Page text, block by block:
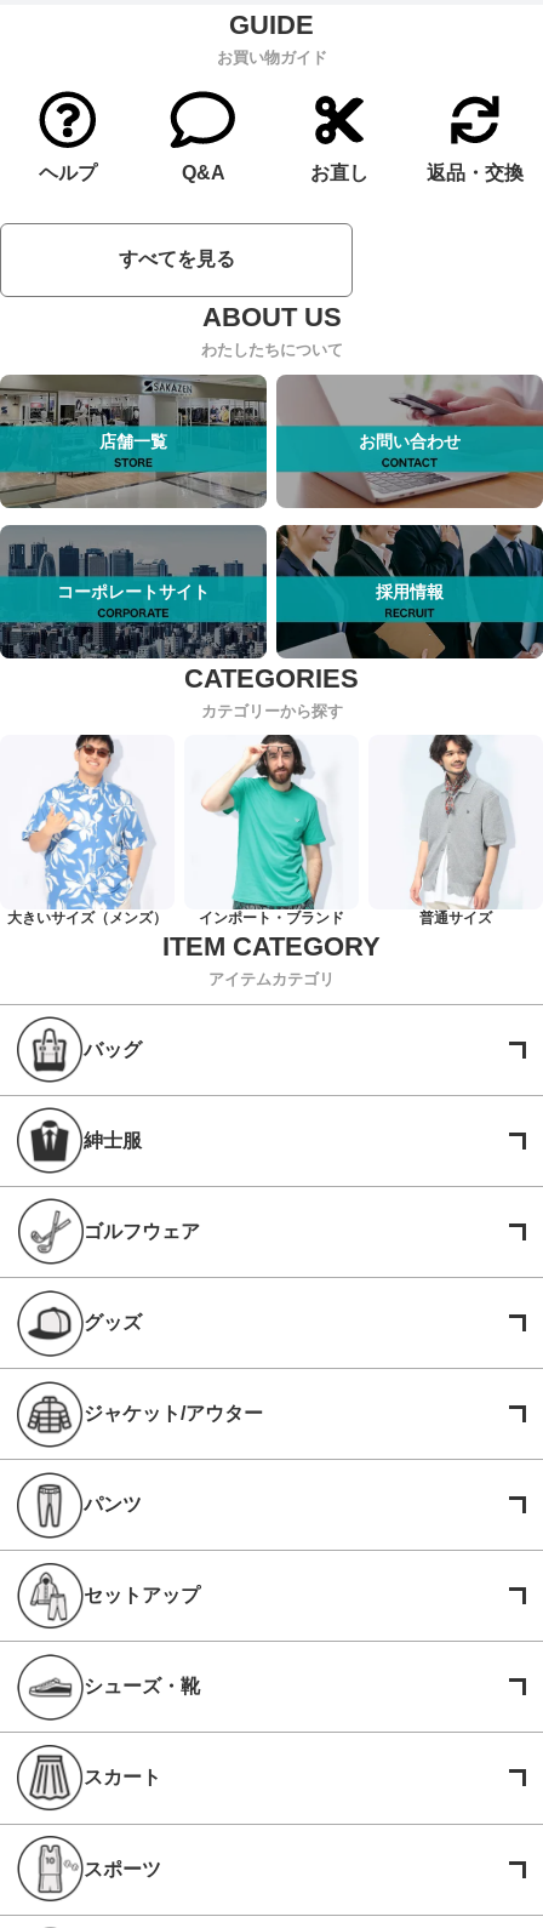
お買い物ガイド
ヘルプ Q&A お直し 返品・交換
すべてを見る
わたしたちについて
店舗一覧 お問い合わせ
コーポレートサイト 採用情報
カテゴリーから探す
大きいサイズ（メンズ） インポート・ブランド 普通サイズ
アイテムカテゴリ
バッグ
紳士服
ゴルフウェア
グッズ
ジャケット/アウター
パンツ
セットアップ
シューズ・靴
スカート
スポーツ